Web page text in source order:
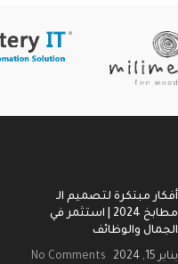
أفكار مبتكرة لتصميم الـ
مطابخ 2024 | استثمر في
الجمال والوظائف
يناير 15, 2024 No Comments